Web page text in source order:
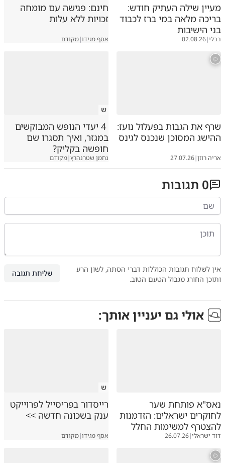
מעיין שילה העתיק חודש:
בריכה מלאה במי ברז לכבוד
בני הישיבות
בבלי|
02.08.26
חינם: פגישה עם מומחה
זכויות ללא עלות
אסף מגידו|מקודם
שרף את הגבות בפעלול נועז:
ההישג המסוכן שנכנס לגינס
אריה רוזן|
27.07.26
ש
4 יעדי הנופש המבוקשים
במגזר, ואיך תסגרו שם
חופשה בקליק?
נחמן שטרנהרץ|מקודם
0 תגובות
אין לשלוח תגובות הכוללות דברי הסתה, לשון הרע
ותוכן החורג מגבול הטעם הטוב.
שליחת תגובה
אולי גם יעניין אותך:
נאס"א פותחת שער
לחוקרים ישראלים: הזדמנות
להצטרף למשימות החלל
דוד ישראלי|
26.07.26
ש
רייסדור בפריסייל לפרוייקט
ענק בשכונה חדשה >>
אסף מגידו|מקודם